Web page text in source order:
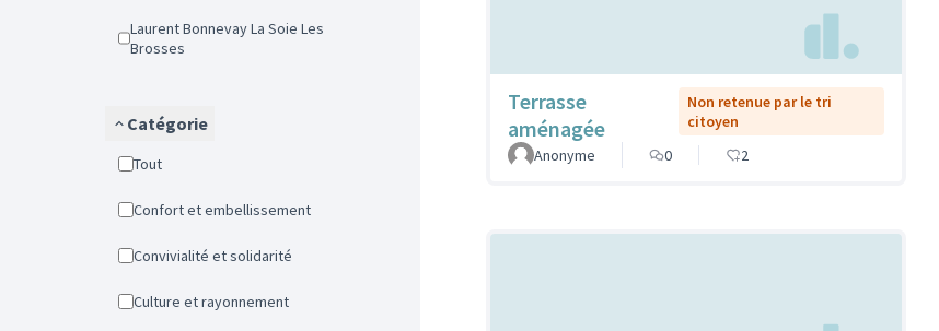
Laurent Bonnevay La Soie Les
Brosses
Catégorie
Tout
Confort et embellissement
Convivialité et solidarité
Culture et rayonnement
Terrasse
aménagée
Non retenue par le tri
citoyen
Anonyme
0 2